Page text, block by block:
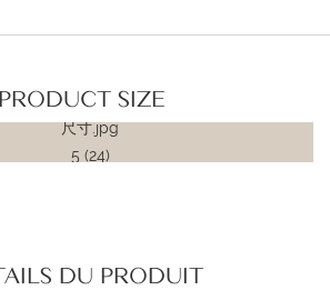
PRODUCT SIZE
DU PRODUIT